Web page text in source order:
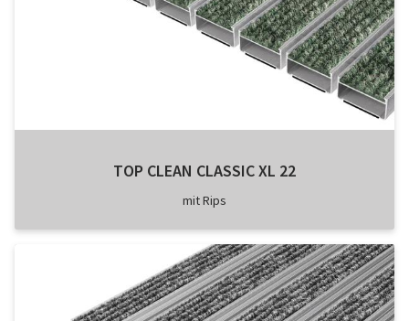
TOP CLEAN CLASSIC XL 22
mit Rips